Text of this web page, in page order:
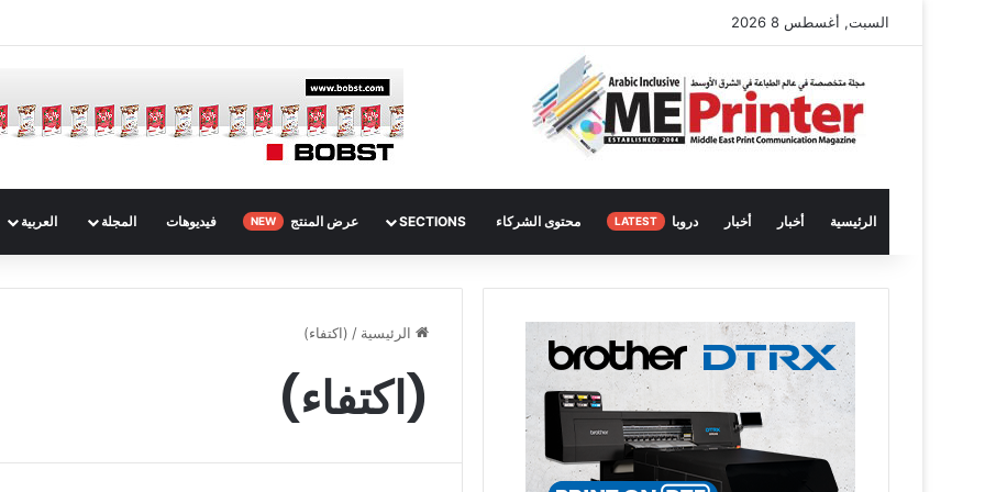
السبت, أغسطس 8 2026
الرئيسية أخبار أخبار دروبا LATEST محتوى الشركاء SECTIONS عرض المنتج NEW فيديوهات المجلة العربية
الرئيسية / (اكتفاء)
(اكتفاء)